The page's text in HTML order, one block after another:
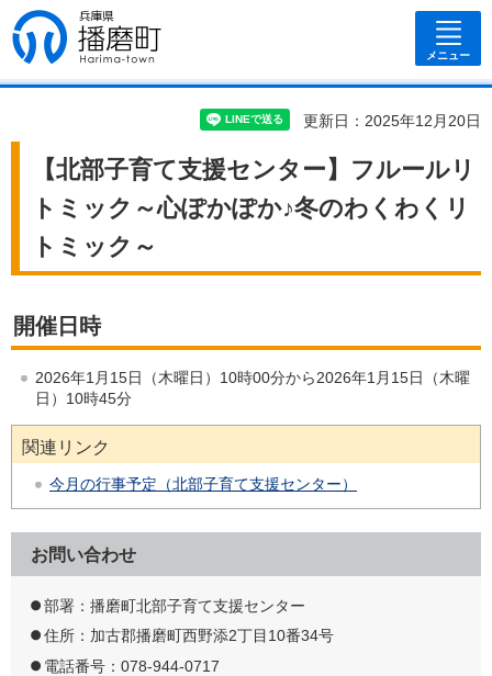
兵庫県 播磨
町
メニュー
更新日：2025年12月20日
【北部子育て支援センター】フルールリ
トミック～心ぽかぽか♪冬のわくわくリ
トミック～
開催日時
2026年1月15日（木曜日）10時00分から2026年1月15日（木曜
日）10時45分
関連リンク
今月の行事予定（北部子育て支援センター）
お問い合わせ
部署：播磨町北部子育て支援センター
住所：加古郡播磨町西野添2丁目10番34号
電話番号：078-944-0717